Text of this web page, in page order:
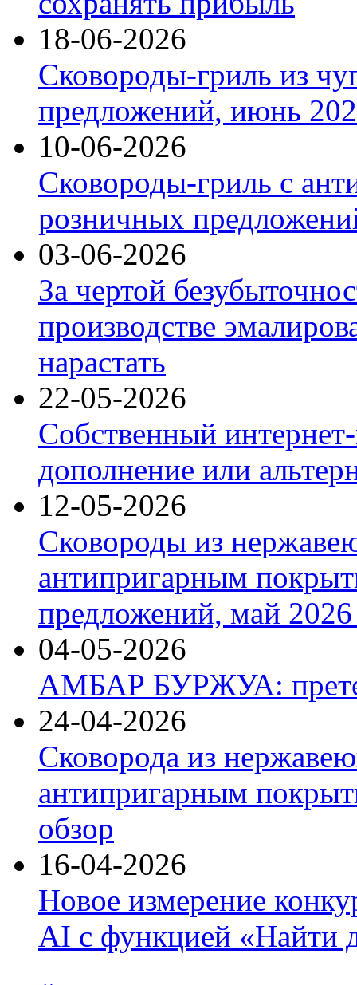
18-06-2026
Сковороды-гриль из
предложений, июнь
10-06-2026
Сковороды-гриль с
розничных
03-06-2026
За чертой
производстве
нарастать
22-05-2026
Собственный
дополнение или
12-05-2026
Сковороды из
антипригарным
предложений, май 2026
04-05-2026
АМБАР БУРЖУА:
24-04-2026
Сковорода из
антипригарным
обзор
16-04-2026
Новое измерение
AI с функцией «Найти